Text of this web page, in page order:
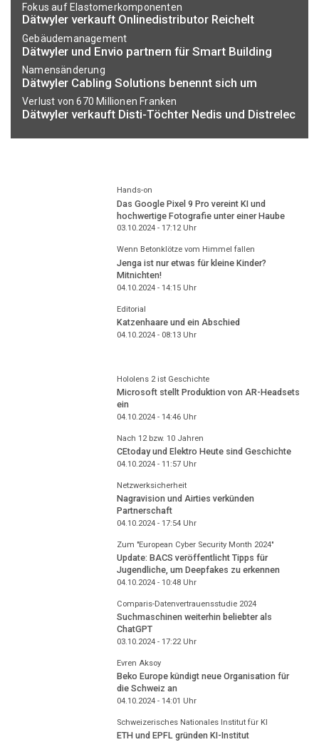
Fokus auf Elastomerkomponenten
Dätwyler verkauft Onlinedistributor Reichelt
Gebäudemanagement
Dätwyler und Envio partnern für Smart Building
Namensänderung
Dätwyler Cabling Solutions benennt sich um
Verlust von 670 Millionen Franken
Dätwyler verkauft Disti-Töchter Nedis und Distrelec
Hands-on
Das Google Pixel 9 Pro vereint KI und
hochwertige Fotografie unter einer Haube
03.10.2024 - 17:12Uhr
Wenn Betonklötze vom Himmel fallen
Jenga ist nur etwas für kleine Kinder?
Mitnichten!
04.10.2024 - 14:15Uhr
Editorial
Katzenhaare und ein Abschied
04.10.2024 - 08:13Uhr
Hololens 2 ist Geschichte
Microsoft stellt Produktion von AR-Headsets
ein
04.10.2024 - 14:46Uhr
Nach 12 bzw. 10 Jahren
CEtoday und Elektro Heute sind Geschichte
04.10.2024 - 11:57Uhr
Netzwerksicherheit
Nagravision und Airties verkünden
Partnerschaft
04.10.2024 - 17:54Uhr
Zum "European Cyber Security Month 2024"
Update: BACS veröffentlicht Tipps für
Jugendliche, um Deepfakes zu erkennen
04.10.2024 - 10:48Uhr
Comparis-Datenvertrauensstudie 2024
Suchmaschinen weiterhin beliebter als
ChatGPT
03.10.2024 - 17:22Uhr
Evren Aksoy
Beko Europe kündigt neue Organisation für
die Schweiz an
04.10.2024 - 14:01 Uhr
Schweizerisches Nationales Institut für KI
ETH und EPFL gründen KI-Institut